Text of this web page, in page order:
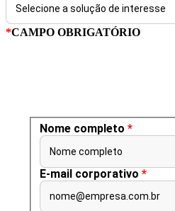
*CAMPO OBRIGATÓRIO
Nome completo *
Nome completo
E-mail corporativo *
nome@empresa.com.br